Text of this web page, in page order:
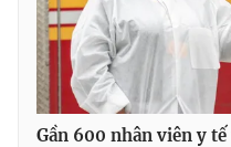
Gần 600 nhân viên y